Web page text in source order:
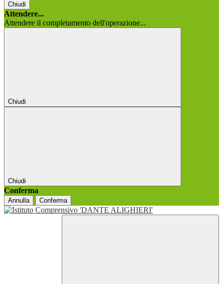
Chiudi
Attendere...
Attendere il completamento dell'operazione...
Chiudi
Chiudi
Conferma
Annulla Conferma